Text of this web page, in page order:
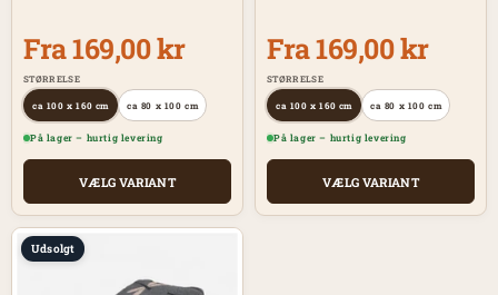
Fra 169,00 kr
STØRRELSE
ca 100 x 160 cm ca 80 x 100 cm
På lager – hurtig levering
VÆLG VARIANT
Fra 169,00 kr
STØRRELSE
ca 100 x 160 cm ca 80 x 100 cm
På lager – hurtig levering
VÆLG VARIANT
Udsolgt